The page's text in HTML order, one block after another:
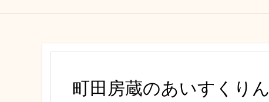
町田房蔵のあいすくりん